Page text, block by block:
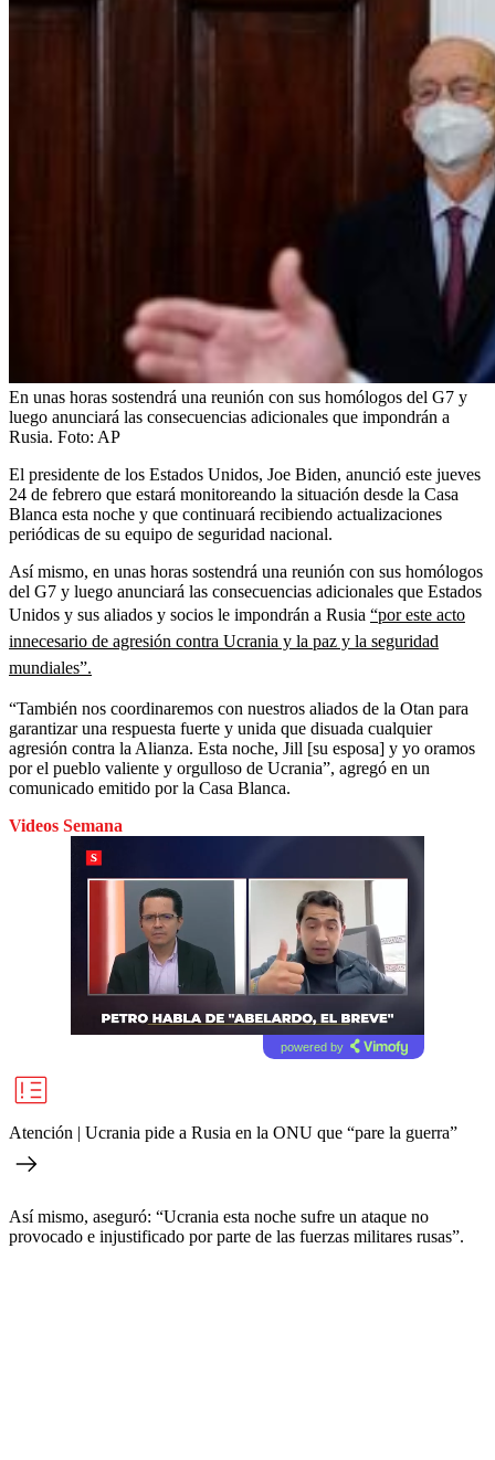
En unas horas sostendrá una reunión con sus homólogos del G7 y
luego anunciará las consecuencias adicionales que impondrán a
Rusia. Foto: AP
El presidente de los Estados Unidos, Joe Biden, anunció este jueves
24 de febrero que estará monitoreando la situación desde la Casa
Blanca esta noche y que continuará recibiendo actualizaciones
periódicas de su equipo de seguridad nacional.
Así mismo, en unas horas sostendrá una reunión con sus homólogos
del G7 y luego anunciará las consecuencias adicionales que Estados
Unidos y sus aliados y socios le impondrán a Rusia “por este acto
innecesario de agresión contra Ucrania y la paz y la seguridad
mundiales”.
“También nos coordinaremos con nuestros aliados de la Otan para
garantizar una respuesta fuerte y unida que disuada cualquier
agresión contra la Alianza. Esta noche, Jill [su esposa] y yo oramos
por el pueblo valiente y orgulloso de Ucrania”, agregó en un
comunicado emitido por la Casa Blanca.
Videos Semana
powered by
Atención | Ucrania pide a Rusia en la ONU que “pare la guerra”
Así mismo, aseguró: “Ucrania esta noche sufre un ataque no
provocado e injustificado por parte de las fuerzas militares rusas”.